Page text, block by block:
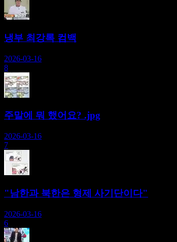
냉부 최강록 컴백
2026-03-16
8
주말에 뭐 했어요? .jpg
2026-03-16
7
"남한과 북한은 형제 사기단이다"
2026-03-16
6